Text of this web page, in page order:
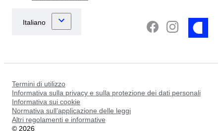
Termini di utilizzo
Informativa sulla privacy e sulla protezione dei dati personali
Informativa sui cookie
Normativa sull’applicazione delle leggi
Altri regolamenti e informative
© 2026